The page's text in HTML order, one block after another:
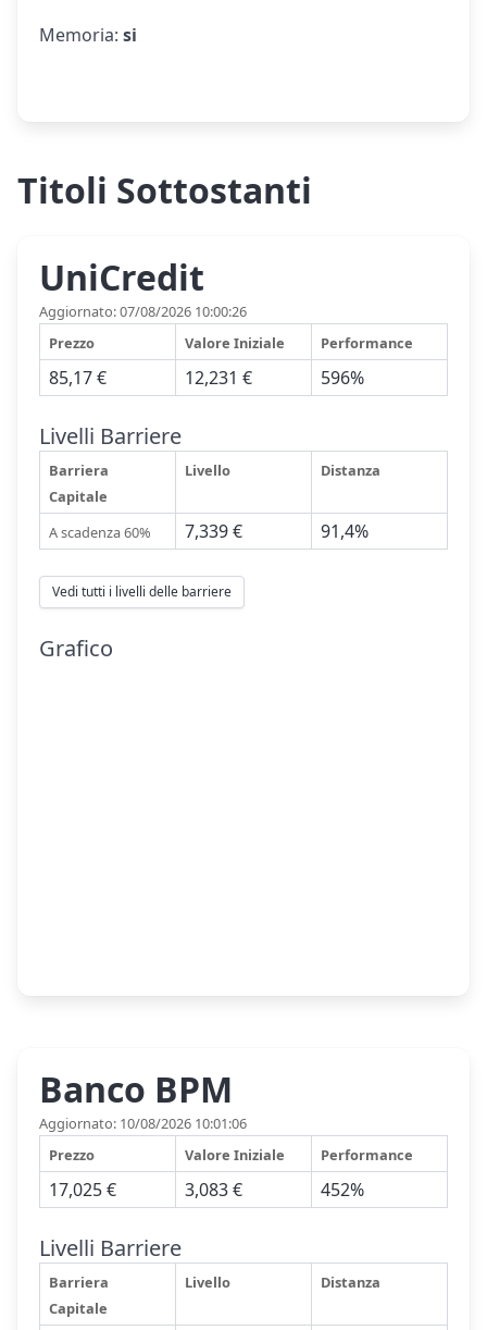
Memoria: si
Titoli Sottostanti
UniCredit
Aggiornato: 07/08/2026 10:00:26
Prezzo
Valore Iniziale Performance
85,17 € 12,231 € 596%
Livelli Barriere
Barriera
Capitale
Livello Distanza
A scadenza 60% 7,339 € 91,4%
Vedi tutti i livelli delle barriere
Grafico
Banco BPM
Aggiornato: 10/08/2026 10:01:06
Prezzo
Valore Iniziale Performance
17,025 € 3,083 € 452%
Livelli Barriere
Barriera
Capitale
Livello Distanza